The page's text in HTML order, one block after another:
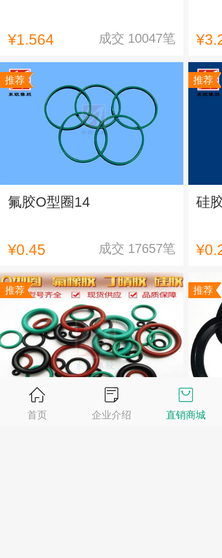
¥1.564 成交 10047笔 ¥
推荐
氟胶O型圈14
¥0.45 成交 17657笔
推荐
硅
¥
推荐
硅胶O型圈20
推荐
气
首页 企业介绍 直销商城